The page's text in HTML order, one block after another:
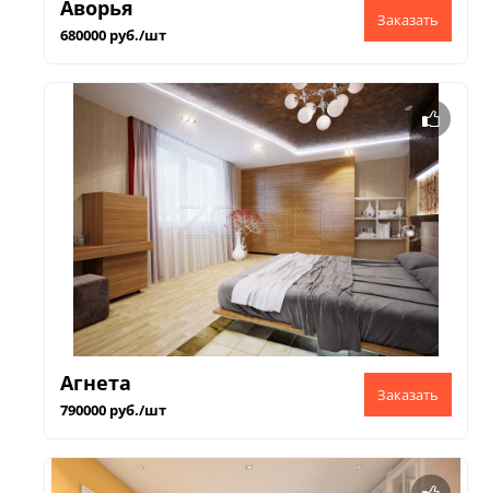
Аворья
680000 руб./шт
Агнета
790000 руб./шт